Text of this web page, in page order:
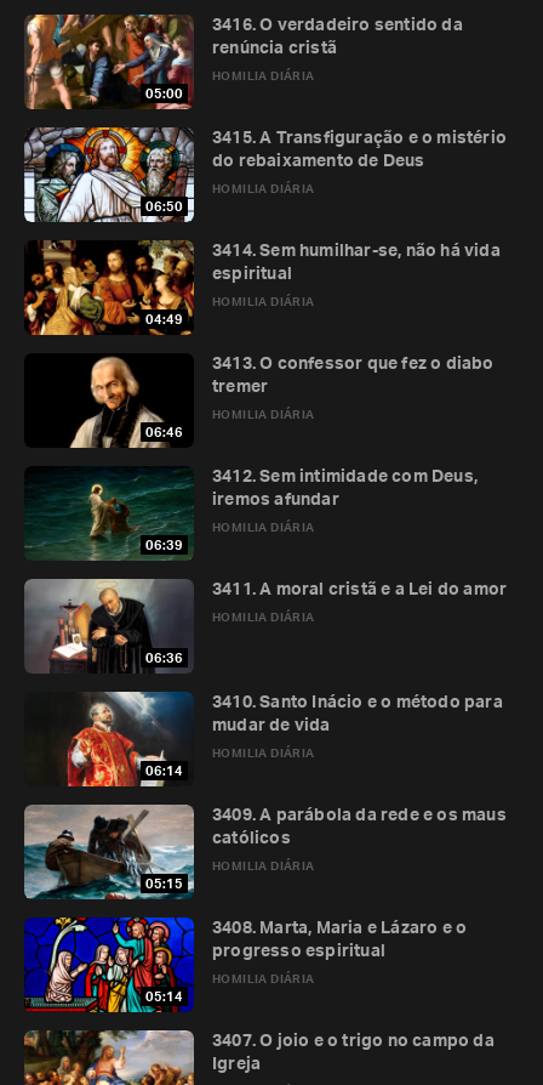
05:00
HOMILIA DIÁRIA
3416. O verdadeiro sentido da
renúncia cristã
06:50
HOMILIA DIÁRIA
3415. A Transfiguração e o mistério
do rebaixamento de Deus
04:49
HOMILIA DIÁRIA
3414. Sem humilhar-se, não há vida
espiritual
06:46
HOMILIA DIÁRIA
3413. O confessor que fez o diabo
tremer
06:39
HOMILIA DIÁRIA
3412. Sem intimidade com Deus,
iremos afundar
06:36
HOMILIA DIÁRIA
3411. A moral cristã e a Lei do amor
06:14
HOMILIA DIÁRIA
3410. Santo Inácio e o método para
mudar de vida
05:15
HOMILIA DIÁRIA
3409. A parábola da rede e os maus
católicos
05:14
HOMILIA DIÁRIA
3408. Marta, Maria e Lázaro e o
progresso espiritual
3407. O joio e o trigo no campo da
Igreja